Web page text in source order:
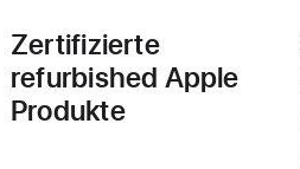
Zertifizierte
refurbished Apple
Produkte